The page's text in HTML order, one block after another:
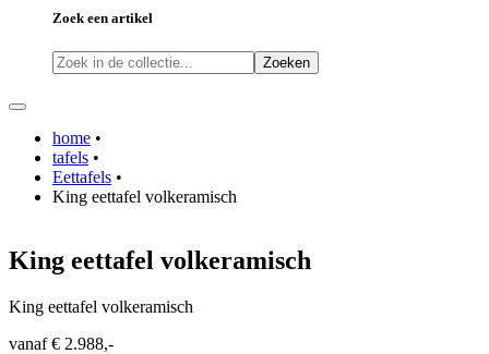
Zoek een artikel
Zoeken
home •
tafels •
Eettafels •
King eettafel volkeramisch
King eettafel volkeramisch
King eettafel volkeramisch
vanaf € 2.988,-